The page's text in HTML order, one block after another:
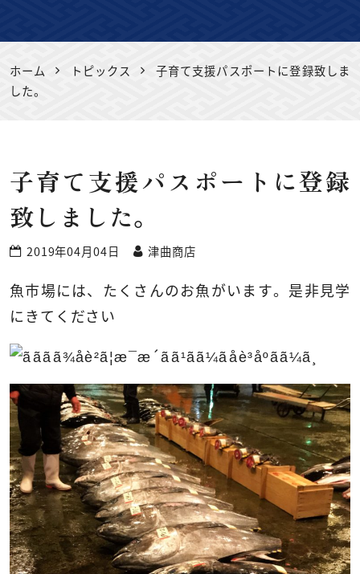
ホーム トピックス
子育て支援パスポートに登録致しま
した。
子育て支援パスポートに登録
致しました。
2019年04月04日 津曲商店
魚市場には、たくさんのお魚がいます。是非見学
にきてください